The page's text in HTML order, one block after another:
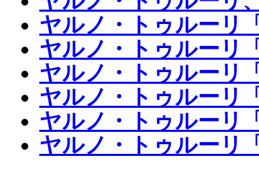
ヤルノ・トゥルーリ
ヤルノ・トゥルーリ
ヤルノ・トゥルーリ
ヤルノ・トゥルーリ
ヤルノ・トゥルーリ
ヤルノ・トゥルーリ